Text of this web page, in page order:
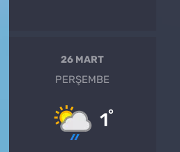
26 MART
PERŞEMBE
1°